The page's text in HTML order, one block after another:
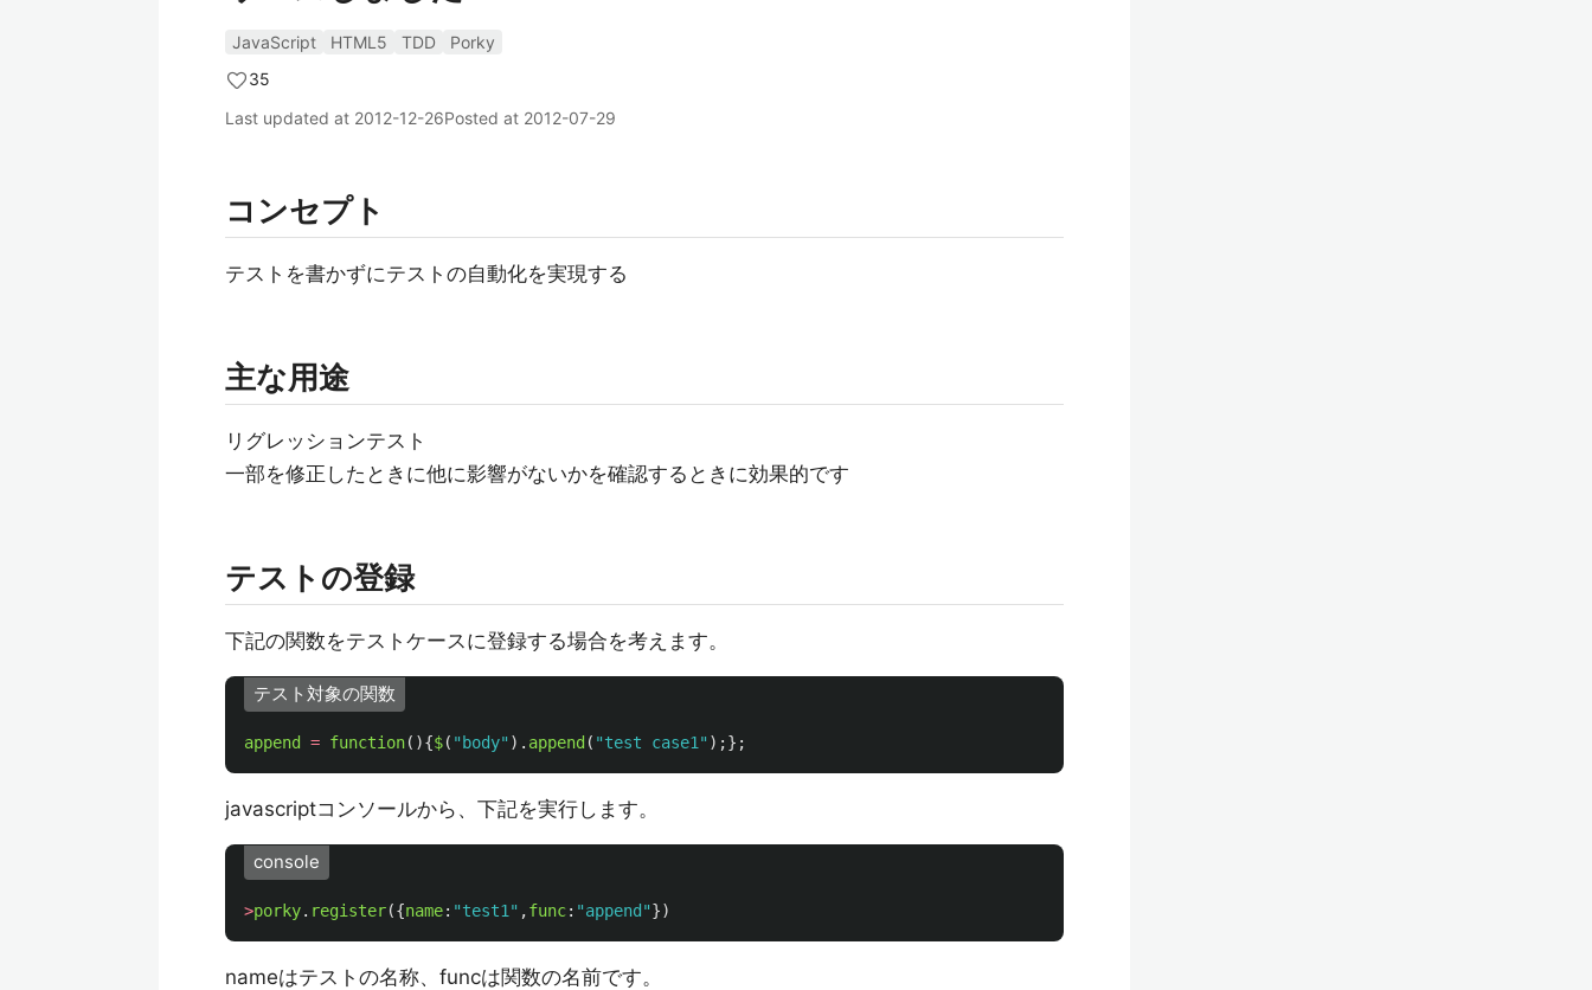
JavaScript HTML5 TDD
Porky
35
Last updated at 2012-12-26Posted at 2012-07-29
コンセプト
テストを書かずにテストの自動化を実現する
主な用途
リグレッションテスト
一部を修正したときに他に影響がないかを確認するときに効果的です
テストの登録
下記の関数をテストケースに登録する場合を考えます。
テスト対象の関数
append = function(){$( "body" ). append ( "test case1" );};
javascriptコンソールから、下記を実行します。
console
>porky. register({name: "test1 " ,func: "append "})
nameはテストの名称、funcは関数の名前です。